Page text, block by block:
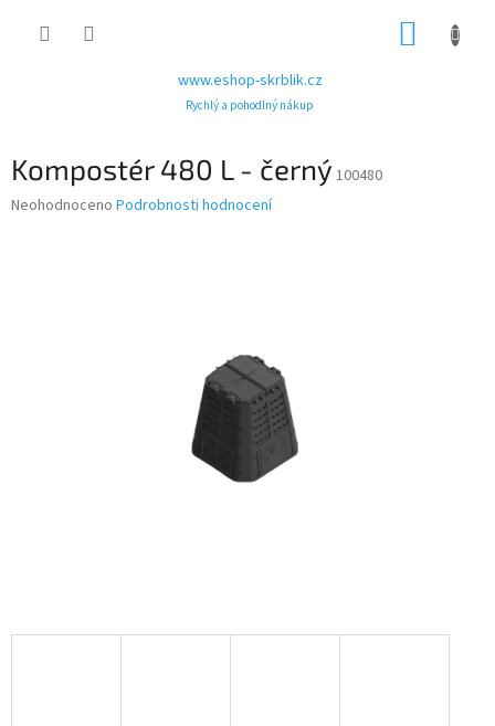
www.eshop-skrblik.cz
Rychlý a pohodlný nákup
Kompostér 480 L - černý 100480
Průměrné
Neohodnoceno Podrobnosti hodnocení